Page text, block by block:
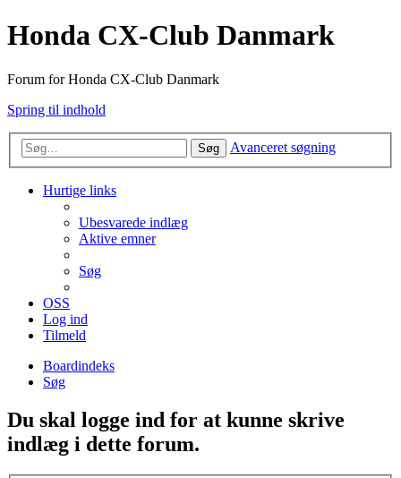
Honda CX-Club Danmark
Forum for Honda CX-Club Danmark
Spring til indhold
Søg Avanceret søgning
Hurtige links
Ubesvarede indlæg
Aktive emner
Søg
OSS
Log ind
Tilmeld
Boardindeks
Søg
Du skal logge ind for at kunne skrive
indlæg i dette forum.